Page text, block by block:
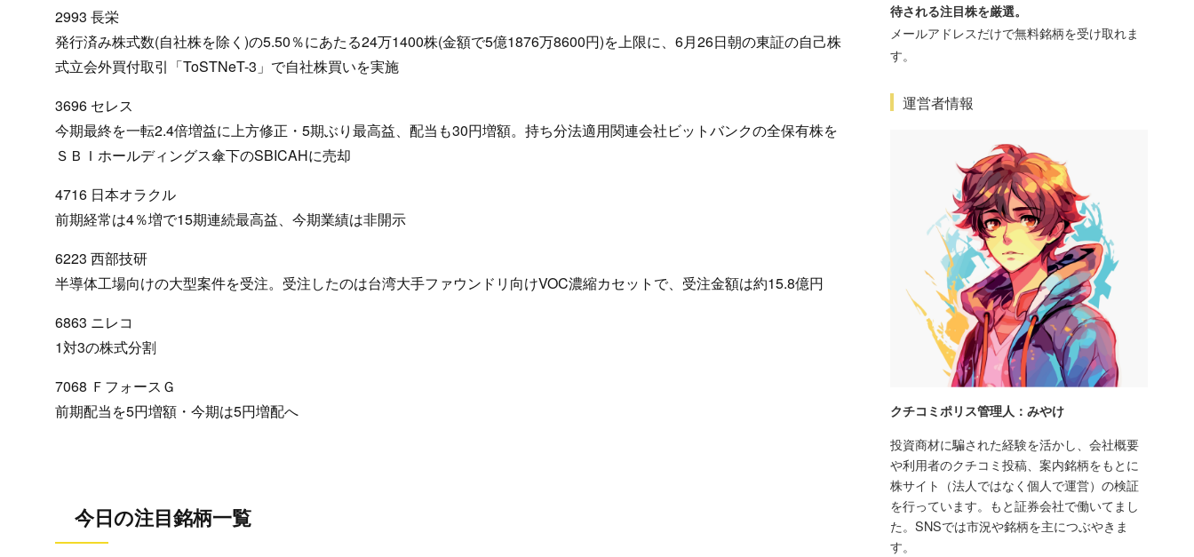
2993 長栄
発行済み株式数(自社株を除く)の5.50％にあたる24万1400株(金額で5億1876万8600円)を上限に、6月26日朝の東証の自己株
式立会外買付取引「ToSTNeT-3」で自社株買いを実施
3696 セレス
今期最終を一転2.4倍増益に上方修正・5期ぶり最高益、配当も30円増額。持ち分法適用関連会社ビットバンクの全保有株を
ＳＢＩホールディングス傘下のSBICAHに売却
4716 日本オラクル
前期経常は4％増で15期連続最高益、今期業績は非開示
6223 西部技研
半導体工場向けの大型案件を受注。受注したのは台湾大手ファウンドリ向けVOC濃縮カセットで、受注金額は約15.8億円
6863 ニレコ
1対3の株式分割
7068 ＦフォースＧ
前期配当を5円増額・今期は5円増配へ
今日の注目銘柄一覧
待される注目株を厳選。
メールアドレスだけで無料銘柄を受け取れま
す。
運営者情報
クチコミポリス管理人：みやけ
投資商材に騙された経験を活かし、会社概要
や利用者のクチコミ投稿、案内銘柄をもとに
株サイト（法人ではなく個人で運営）の検証
を行っています。もと証券会社で働いてまし
た。SNSでは市況や銘柄を主につぶやきま
す。